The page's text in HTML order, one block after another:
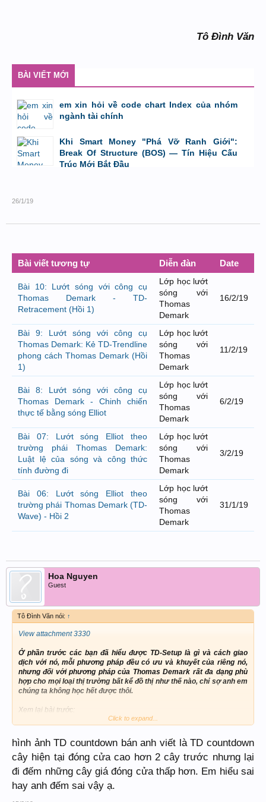
Tô Đình Văn
BÀI VIẾT MỚI
em xin hỏi về code chart Index của nhóm
ngành tài chính
bởi GiaBao09052000 ,8/7/26 lúc 10:21
Khi Smart Money "Phá Vỡ Ranh Giới":
Break Of Structure (BOS) — Tín Hiệu Cấu
Trúc Mới Bắt Đầu
26/1/19
Bài viết tương tự Diễn đàn Date
Bài 10: Lướt sóng với công cụ
Thomas Demark - TD-
Retracement (Hồi 1)
Lớp học lướt
sóng với
Thomas
Demark
16/2/19
Bài 9: Lướt sóng với công cụ
Thomas Demark: Kẻ TD-Trendline
phong cách Thomas Demark (Hồi
1)
Lớp học lướt
sóng với
Thomas
Demark
11/2/19
Bài 8: Lướt sóng với công cụ
Thomas Demark - Chinh chiến
thực tế bằng sóng Elliot
Lớp học lướt
sóng với
Thomas
Demark
6/2/19
Bài 07: Lướt sóng Elliot theo
trường phái Thomas Demark:
Luật lệ của sóng và công thức
tính đường đi
Lớp học lướt
sóng với
Thomas
Demark
3/2/19
Bài 06: Lướt sóng Elliot theo
trường phái Thomas Demark (TD-
Wave) - Hồi 2
Lớp học lướt
sóng với
Thomas
Demark
31/1/19
Hoa Nguyen
Guest
Tô Đình Văn nói: ↑
View attachment 3330
Ở phần trước các bạn đã hiểu được TD-Setup là gì và cách giao
dịch với nó, mỗi phương pháp đều có ưu và khuyết của riêng nó,
nhưng đối với phương pháp của Thomas Demark rất đa dạng phù
hợp cho mọi loại thị trường bất kể đồ thị như thế nào, chỉ sợ anh em
chúng ta không học hết được thôi.
Xem lại bài trước:
Bài 01: Lướt sóng với công cụ Thomas Demark:
TD - Setup
Chúng ta cùng ôn lại bài cũ 1 chút:
TD - SET UP LÀ GÌ ?
Click to expand...
hình ảnh TD countdown bán anh viết là TD countdown
cây hiện tại đóng cửa cao hơn 2 cây trước nhưng lại
đi đếm những cây giá đóng cửa thấp hơn. Em hiểu sai
hay anh đếm sai vậy ạ.